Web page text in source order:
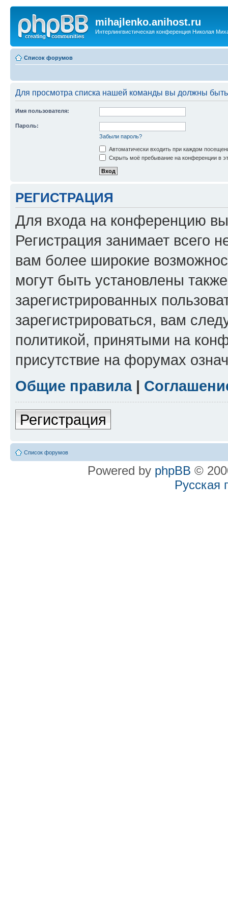
mihajlenko.anihost.ru
Интерлингвистическая конференция Николая
Список форумов
Для просмотра списка нашей команды вы должны
Имя пользователя:
Пароль:
Забыли пароль?
Автоматически входить при каждом
Скрыть моё пребывание на конференции в
РЕГИСТРАЦИЯ
Для входа на конференцию
Регистрация занимает всего
вам более широкие
могут быть установлены
зарегистрированных
зарегистрироваться, вам
политикой, принятыми на
присутствие на форумах
Общие правила|
Регистрация
Список форумов
Powered by phpBB ©
Русская